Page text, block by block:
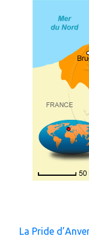
La Pride